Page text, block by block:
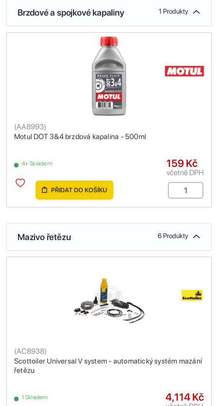
Brzdové a spojkové kapaliny 1 Produkty
Motul DOT 3&4 brzdová kapalina - 500ml
(AA8993)
4+ Skladem 159 Kč
včetně DPH
PŘIDAT DO KOŠÍKU
Mazivo řetězu 6 Produkty
Scottoiler Universal V system - automatický systém mazání
řetězu
(AC8938)
1 Skladem 4,114 Kč